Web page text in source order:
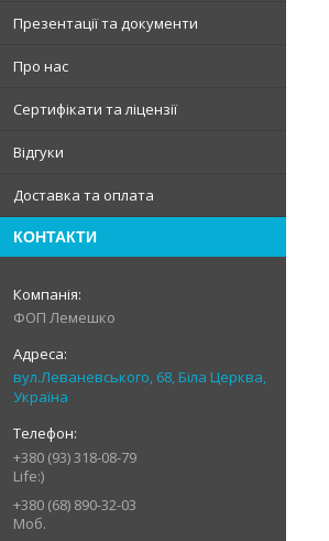
Презентації та документи
Про нас
Сертифікати та ліцензії
Відгуки
Доставка та оплата
КОНТАКТИ
ФОП Лемешко
вул.Леваневського, 68, Біла Церква,
Україна
+380 (93) 318-08-79
Life:)
+380 (68) 890-32-03
Моб.